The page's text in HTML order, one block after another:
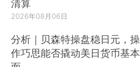
清算
2026年08月06日
分析｜贝森特操盘稳日元，操
作巧思能否撬动美日货币基本